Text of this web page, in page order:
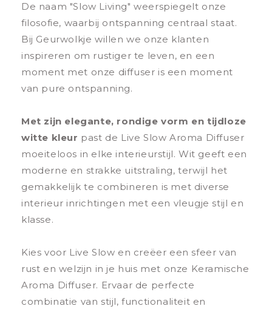
De naam "Slow Living" weerspiegelt onze
filosofie, waarbij ontspanning centraal staat.
Bij Geurwolkje willen we onze klanten
inspireren om rustiger te leven, en een
moment met onze diffuser is een moment
van pure ontspanning.
Met zijn elegante, rondige vorm en tijdloze
witte kleur past de Live Slow Aroma Diffuser
moeiteloos in elke interieurstijl. Wit geeft een
moderne en strakke uitstraling, terwijl het
gemakkelijk te combineren is met diverse
interieur inrichtingen met een vleugje stijl en
klasse.
Kies voor Live Slow en creëer een sfeer van
rust en welzijn in je huis met onze Keramische
Aroma Diffuser. Ervaar de perfecte
combinatie van stijl, functionaliteit en